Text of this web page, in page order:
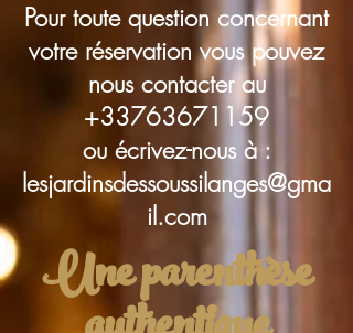
Pour toute question concernant
votre réservation vous pouvez
nous contacter au
+33763671159
ou écrivez-nous à :
lesjardinsdessoussilanges@gma
il.com
Une parenthèse